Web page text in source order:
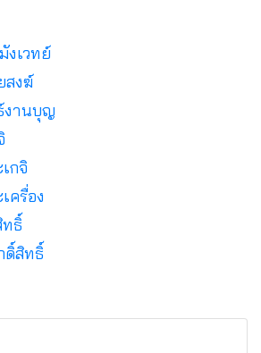
งเวทย์
สงฆ์
งานบุญ
กจิ
ครื่อง
ธิ์
ดิ์สิทธิ์